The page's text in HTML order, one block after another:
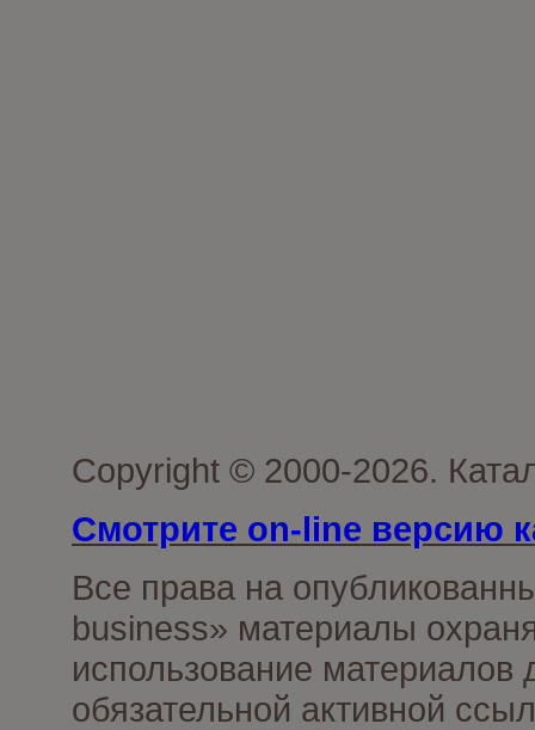
Copyright © 2000-2026.
Смотрите on-line версию
Все права на
business» материалы
использование материалов
обязательной активной